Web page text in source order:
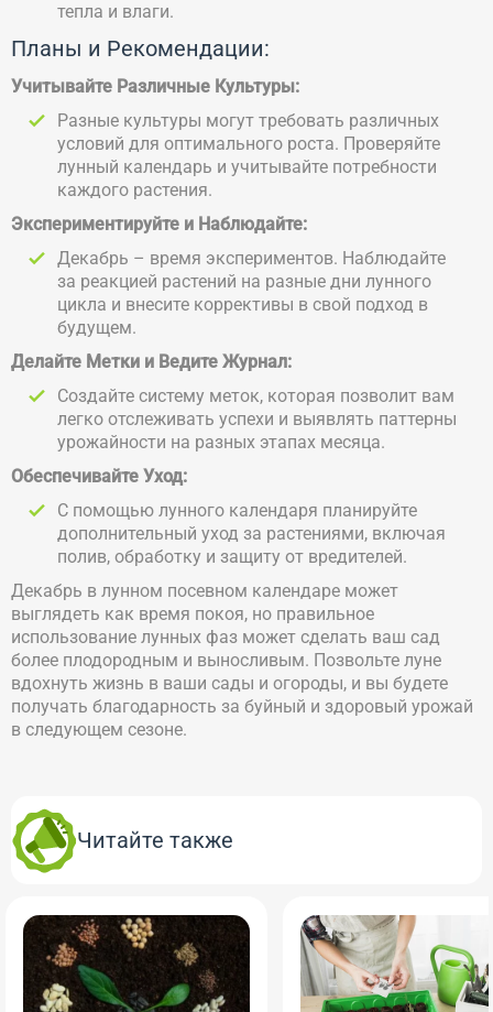
тепла и влаги.
Планы и Рекомендации:
Учитывайте Различные Культуры:
Разные культуры могут требовать различных
условий для оптимального роста. Проверяйте
лунный календарь и учитывайте потребности
каждого растения.
Экспериментируйте и Наблюдайте:
Декабрь – время экспериментов. Наблюдайте
за реакцией растений на разные дни лунного
цикла и внесите коррективы в свой подход в
будущем.
Делайте Метки и Ведите Журнал:
Создайте систему меток, которая позволит вам
легко отслеживать успехи и выявлять паттерны
урожайности на разных этапах месяца.
Обеспечивайте Уход:
С помощью лунного календаря планируйте
дополнительный уход за растениями, включая
полив, обработку и защиту от вредителей.
Декабрь в лунном посевном календаре может
выглядеть как время покоя, но правильное
использование лунных фаз может сделать ваш сад
более плодородным и выносливым. Позвольте луне
вдохнуть жизнь в ваши сады и огороды, и вы будете
получать благодарность за буйный и здоровый урожай
в следующем сезоне.
Читайте также